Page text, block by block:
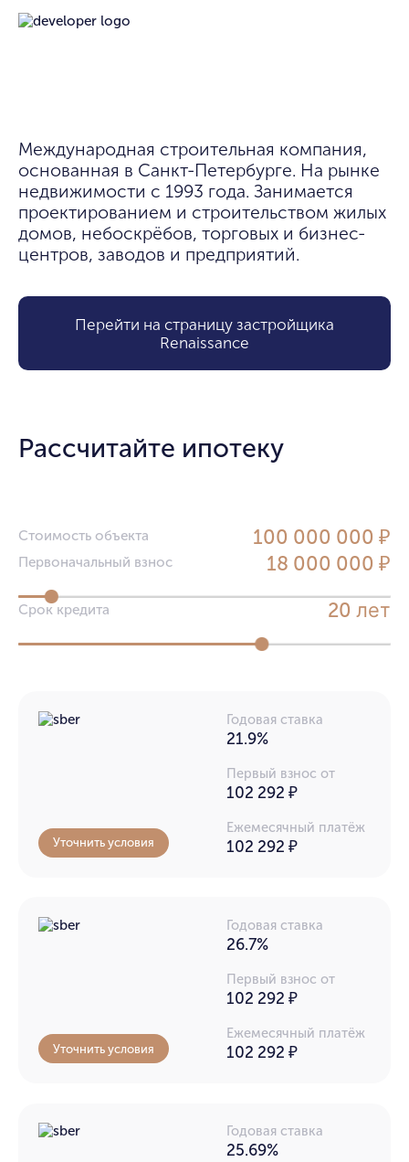
Международная строительная компания,
основанная в Санкт-Петербурге. На рынке
недвижимости с 1993 года. Занимается
проектированием и строительством жилых
домов, небоскрёбов, торговых и бизнес-
центров, заводов и предприятий.
Перейти на страницу застройщика
Renaissance
Рассчитайте ипотеку
Стоимость объекта 100 000 000 ₽
Первоначальный взнос 18 000 000 ₽
Срок кредита 20 лет
Годовая ставка
21.9%
Первый взнос от
102 292 ₽
Ежемесячный платёж
102 292 ₽
Уточнить условия
Годовая ставка
26.7%
Первый взнос от
102 292 ₽
Ежемесячный платёж
102 292 ₽
Уточнить условия
Годовая ставка
25.69%